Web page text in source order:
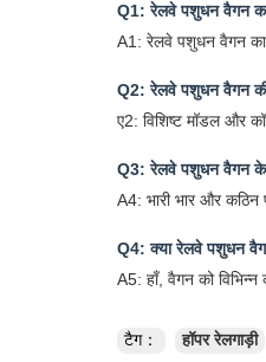
Q1: रेलवे पशुधन वैगन का
A1: रेलवे पशुधन वैगन
Q2: रेलवे पशुधन वैगन की
ए2: विशिष्ट मॉडल और
Q3: रेलवे पशुधन वैगन के
A4: भारी भार और कठिन
Q4: क्या रेलवे पशुधन
A5: हाँ, वैगन को
टैग： हॉपर रेलगाड़ी